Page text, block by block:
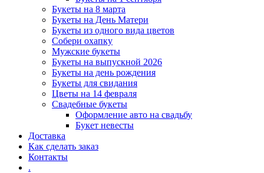
Букеты на 8 марта
Букеты на День Матери
Букеты из одного вида цветов
Собери охапку
Мужские букеты
Букеты на выпускной 2026
Букеты на день рождения
Букеты для свидания
Цветы на 14 февраля
Свадебные букеты
Оформление авто на свадьбу
Букет невесты
Доставка
Как сделать заказ
Контакты
.